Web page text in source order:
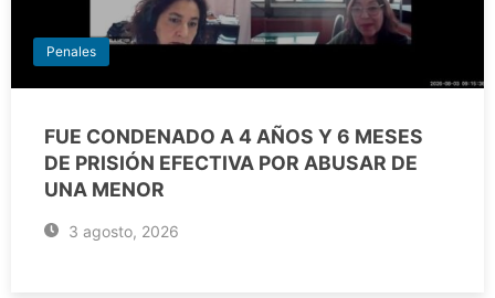
Penales
FUE CONDENADO A 4 AÑOS Y 6 MESES
DE PRISIÓN EFECTIVA POR ABUSAR DE
UNA MENOR
3 agosto, 2026